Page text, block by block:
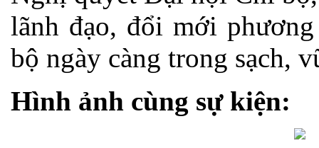
lãnh đạo, đổi mới
bộ ngày càng trong sạch,
Hình ảnh cùng sự kiện: